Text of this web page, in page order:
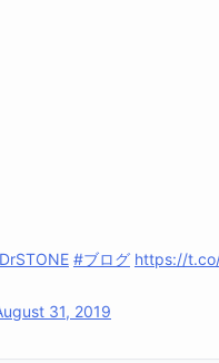
#ブログ https://
31, 2019